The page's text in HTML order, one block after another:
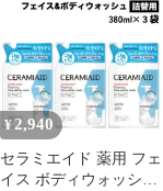
無料 家電セット
¥2,940
セラミエイド 薬用 フェ
イス ボディウォッシュ